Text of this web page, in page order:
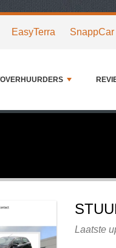
EasyTerra SnappCar
Laatste